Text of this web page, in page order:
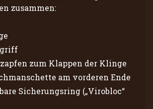
zusammen:
zum Klappen der Klinge
am vorderen Ende
Sicherungsring („Virobloc“